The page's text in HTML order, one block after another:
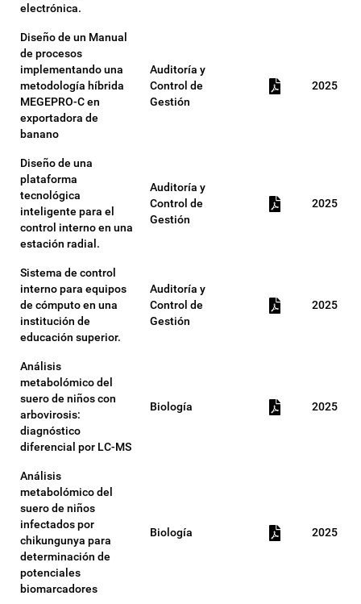
electrónica.
Diseño de un Manual
de procesos
implementando una
metodología híbrida
MEGEPRO-C en
exportadora de
banano
Auditoría y
Control de
Gestión
2025
Diseño de una
plataforma
tecnológica
inteligente para el
control interno en una
estación radial.
Auditoría y
Control de
Gestión
2025
Sistema de control
interno para equipos
de cómputo en una
institución de
educación superior.
Auditoría y
Control de
Gestión
2025
Análisis
metabolómico del
suero de niños con
arbovirosis:
diagnóstico
diferencial por LC-MS
Biología 2025
Análisis
metabolómico del
suero de niños
infectados por
chikungunya para
determinación de
potenciales
biomarcadores
Biología 2025